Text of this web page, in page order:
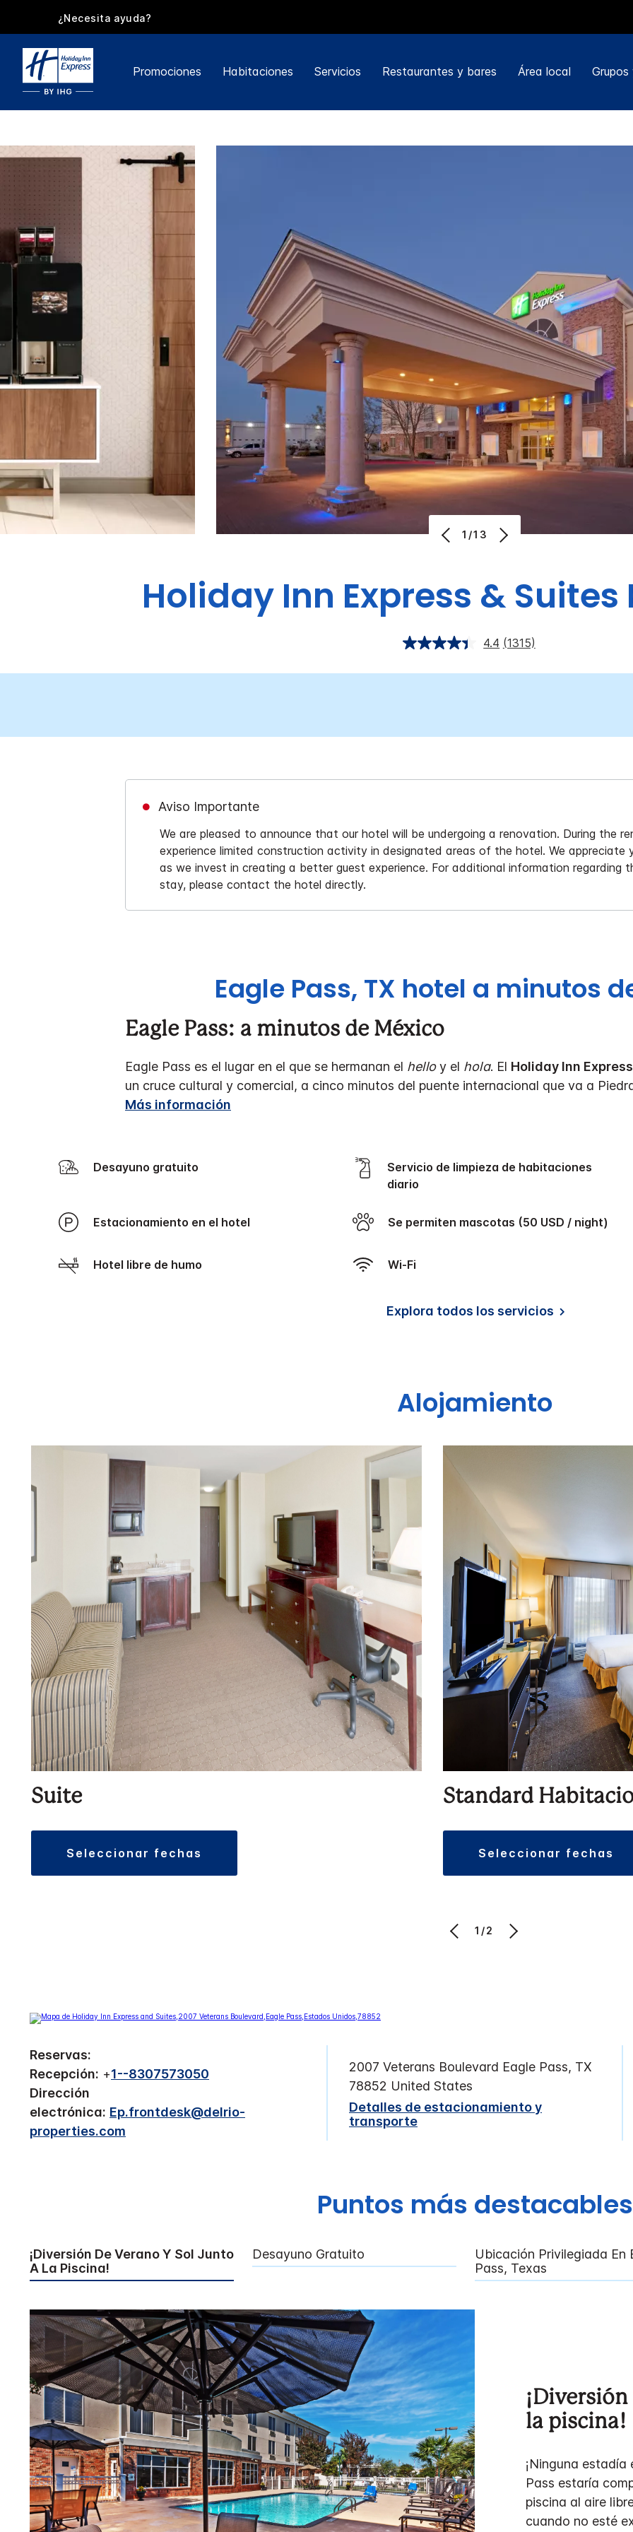
¿Necesita ayuda?
Promociones Habitaciones Servicios Restaurantes y bares Área local
1/13
Holiday Inn Express & Suites
4.4 (1315)
Aviso Importante
We are pleased to announce that our hotel will be undergoing a renovation. During the
experience limited construction activity in designated areas of the hotel. We appreciate
as we invest in creating a better guest experience. For additional information regarding
stay, please contact the hotel directly.
Eagle Pass, TX hotel a minutos
Eagle Pass: a minutos de México
Eagle Pass es el lugar en el que se hermanan el helloy el hola. El Holiday Inn
un cruce cultural y comercial, a cinco minutos del puente internacional que va a
Más información
Desayuno gratuito
Servicio de limpieza de habitaciones
diario
Estacionamiento en el hotel Se permiten mascotas (50 USD / night)
Hotel libre de humo Wi-Fi
Explora todos los servicios
Alojamiento
Suite
seleccionar fechas
Standard
seleccionar fechas
1/2
Reservas:
Recepción: +1--8307573050
Dirección
electrónica: Ep.frontdesk@delrio-
properties.com
2007 Veterans Boulevard Eagle Pass, TX
78852 United States
Detalles de estacionamiento y
transporte
Puntos más destacables
¡Diversión De Verano Y Sol Junto
A La Piscina!
Desayuno Gratuito
Ubicación Privilegiada En
Pass, Texas
la piscina!
¡Ninguna estadía
Pass estaría
piscina al aire
cuando no esté